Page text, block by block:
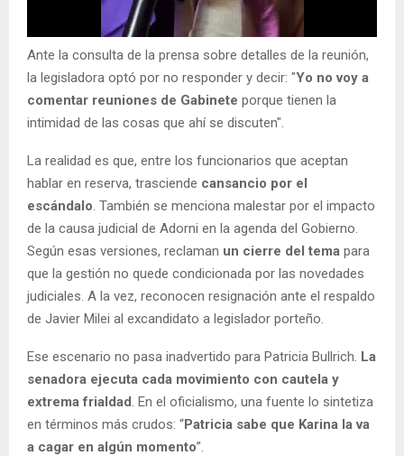
Ante la consulta de la prensa sobre detalles de la reunión,
la legisladora optó por no responder y decir: "Yo no voy a
comentar reuniones de Gabinete porque tienen la
intimidad de las cosas que ahí se discuten".
La realidad es que, entre los funcionarios que aceptan
hablar en reserva, trasciende cansancio por el
escándalo. También se menciona malestar por el impacto
de la causa judicial de Adorni en la agenda del Gobierno.
Según esas versiones, reclaman un cierre del tema para
que la gestión no quede condicionada por las novedades
judiciales. A la vez, reconocen resignación ante el respaldo
de Javier Milei al excandidato a legislador porteño.
Ese escenario no pasa inadvertido para Patricia Bullrich. La
senadora ejecuta cada movimiento con cautela y
extrema frialdad. En el oficialismo, una fuente lo sintetiza
en términos más crudos: “Patricia sabe que Karina la va
a cagar en algún momento”.